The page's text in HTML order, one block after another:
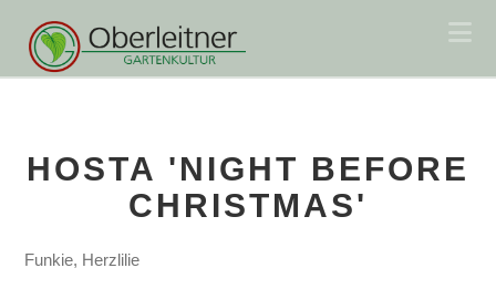
HOSTA 'NIGHT BEFORE
CHRISTMAS'
Funkie, Herzlilie